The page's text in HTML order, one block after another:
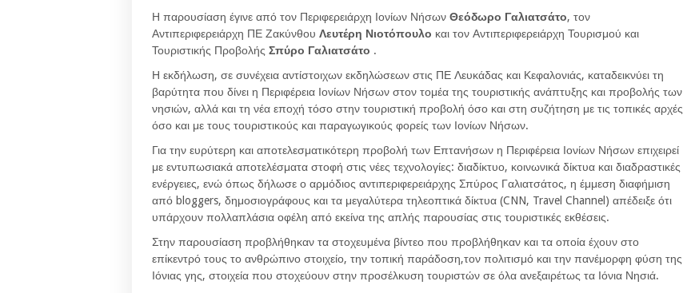
Η παρουσίαση έγινε από τον Περιφερειάρχη Ιονίων Νήσων Θεόδωρο Γαλιατσάτο, τον
Αντιπεριφερειάρχη ΠΕ Ζακύνθου Λευτέρη Νιοτόπουλο και τον Αντιπεριφερειάρχη Τουρισμού και
Τουριστικής Προβολής Σπύρο Γαλιατσάτο .
Η εκδήλωση, σε συνέχεια αντίστοιχων εκδηλώσεων στις ΠΕ Λευκάδας και Κεφαλονιάς, καταδεικνύει τη
βαρύτητα που δίνει η Περιφέρεια Ιονίων Νήσων στον τομέα της τουριστικής ανάπτυξης και προβολής των
νησιών, αλλά και τη νέα εποχή τόσο στην τουριστική προβολή όσο και στη συζήτηση με τις τοπικές αρχές
όσο και με τους τουριστικούς και παραγωγικούς φορείς των Ιονίων Νήσων.
Για την ευρύτερη και αποτελεσματικότερη προβολή των Επτανήσων η Περιφέρεια Ιονίων Νήσων επιχειρεί
με εντυπωσιακά αποτελέσματα στοφή στις νέες τεχνολογίες: διαδίκτυο, κοινωνικά δίκτυα και διαδραστικές
ενέργειες, ενώ όπως δήλωσε ο αρμόδιος αντιπεριφερειάρχης Σπύρος Γαλιατσάτος, η έμμεση διαφήμιση
από bloggers, δημοσιογράφους και τα μεγαλύτερα τηλεοπτικά δίκτυα (CNN, Travel Channel) απέδειξε ότι
υπάρχουν πολλαπλάσια οφέλη από εκείνα της απλής παρουσίας στις τουριστικές εκθέσεις.
Στην παρουσίαση προβλήθηκαν τα στοχευμένα βίντεο που προβλήθηκαν και τα οποία έχουν στο
επίκεντρό τους το ανθρώπινο στοιχείο, την τοπική παράδοση,τον πολιτισμό και την πανέμορφη φύση της
Ιόνιας γης, στοιχεία που στοχεύουν στην προσέλκυση τουριστών σε όλα ανεξαιρέτως τα Ιόνια Νησιά.